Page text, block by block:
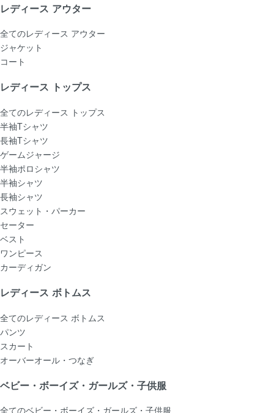
レディース アウター
全てのレディース アウター
ジャケット
コート
レディース トップス
全てのレディース トップス
半袖Tシャツ
長袖Tシャツ
ゲームジャージ
半袖ポロシャツ
半袖シャツ
長袖シャツ
スウェット・パーカー
セーター
ベスト
ワンピース
カーディガン
レディース ボトムス
全てのレディース ボトムス
パンツ
スカート
オーバーオール・つなぎ
ベビー・ボーイズ・ガールズ・子供服
全てのベビー・ボーイズ・ガールズ・子供服